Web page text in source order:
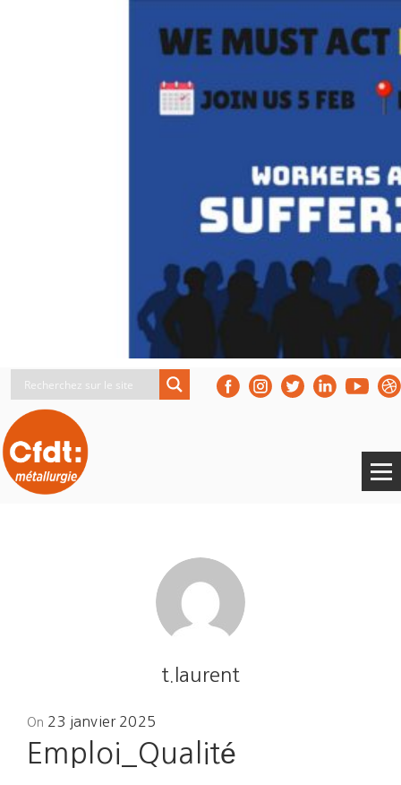
t.laurent
On Posted
23 janvier 2025
Emploi_Qualité